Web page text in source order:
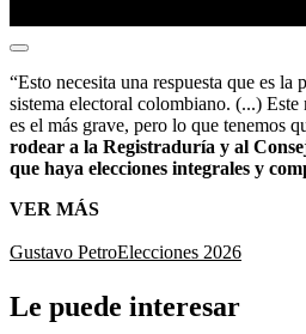
“Esto necesita una respuesta que es la
sistema electoral colombiano. (...) Este
es el más grave, pero lo que tenemos
rodear a la Registraduría y al
que haya elecciones integrales y
VER MÁS
Gustavo PetroElecciones 2026
Le puede interesar